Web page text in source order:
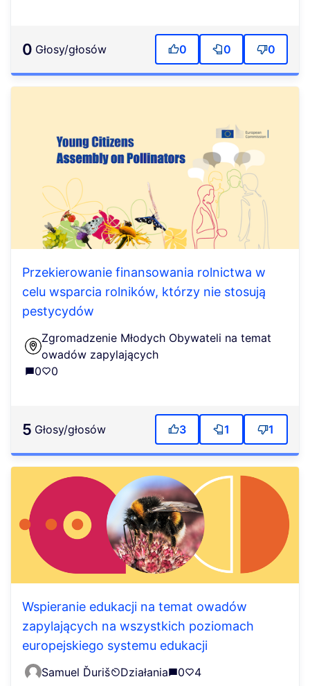
0 głosy/głosów 0 0 0
Przekierowanie finansowania rolnictwa w
celu wsparcia rolników, którzy nie stosują
pestycydów
Zgromadzenie Młodych Obywateli na temat
owadów zapylających
0
0
5 głosy/głosów 3 1 1
Wspieranie edukacji na temat owadów
zapylających na wszystkich poziomach
europejskiego systemu edukacji
Samuel Ďuriš Działania 0 4